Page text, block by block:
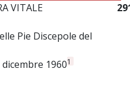
VITALE
Pie Discepole del
19601